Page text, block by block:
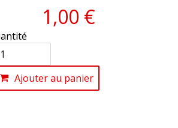
1,00 €
Ajouter au panier